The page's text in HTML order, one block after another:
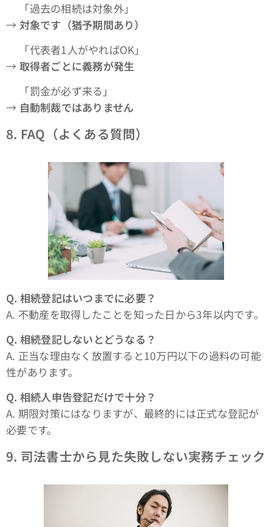
❌「過去の相続は対象外」
→ 対象です（猶予期間あり）
❌「代表者1人がやればOK」
→ 取得者ごとに義務が発生
❌「罰金が必ず来る」
→ 自動制裁ではありません
8. FAQ （よくある質問）
Q. 相続登記はいつまでに必要？
A. 不動産を取得したことを知った日から3年以内です。
Q. 相続登記しないとどうなる？
A. 正当な理由なく放置すると10万円以下の過料の可能
性があります。
Q. 相続人申告登記だけで十分？
A. 期限対策にはなりますが、最終的には正式な登記が
必要です。
9. 司法書士から見た失敗しない実務チェック